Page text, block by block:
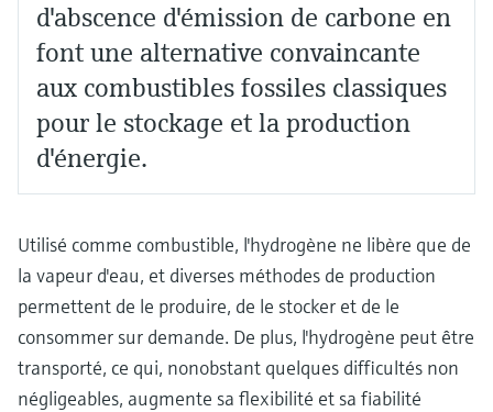
d'abscence d'émission de carbone en
font une alternative convaincante
aux combustibles fossiles classiques
pour le stockage et la production
d'énergie.
Utilisé comme combustible, l'hydrogène ne libère que de
la vapeur d'eau, et diverses méthodes de production
permettent de le produire, de le stocker et de le
consommer sur demande. De plus, l'hydrogène peut être
transporté, ce qui, nonobstant quelques difficultés non
négligeables, augmente sa flexibilité et sa fiabilité